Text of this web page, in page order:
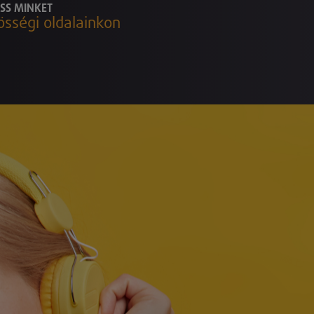
MINKET
oldalainkon